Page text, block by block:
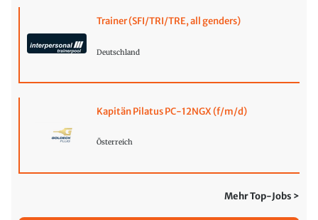
Trainer (SFI/TRI/TRE, all genders)
Deutschland
Kapitän Pilatus PC-12NGX (f/m/d)
Österreich
Mehr Top-Jobs >